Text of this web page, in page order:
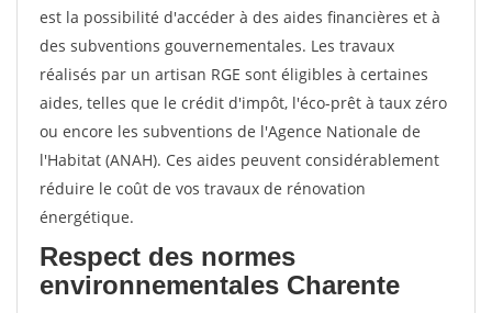
est la possibilité d'accéder à des aides financières et à
des subventions gouvernementales. Les travaux
réalisés par un artisan RGE sont éligibles à certaines
aides, telles que le crédit d'impôt, l'éco-prêt à taux zéro
ou encore les subventions de l'Agence Nationale de
l'Habitat (ANAH). Ces aides peuvent considérablement
réduire le coût de vos travaux de rénovation
énergétique.
Respect des normes
environnementales Charente